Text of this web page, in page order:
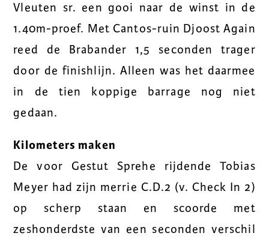
Vleuten sr. een gooi naar de winst in de
1.40m-proef. Met Cantos-ruin Djoost Again
reed de Brabander 1,5 seconden trager
door de finishlijn. Alleen was het daarmee
in de tien koppige barrage nog niet
gedaan.
Kilometers maken
De voor Gestut Sprehe rijdende Tobias
Meyer had zijn merrie C.D.2 (v. Check In 2)
op scherp staan en scoorde met
zeshonderdste van een seconden verschil